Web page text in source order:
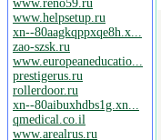
www.reno59.ru
www.helpsetup.ru
xn--80aagkqppxqe8h.x...
zao-szsk.ru
www.europeaneducatio...
prestigerus.ru
rollerdoor.ru
xn--80aibuxhdbs1g.xn...
qmedical.co.il
www.arealrus.ru